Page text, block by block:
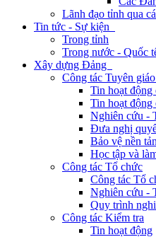
Lãnh đạo tỉnh qua
Tin tức - Sự kiện
Trong tỉnh
Trong nước - Quốc
Xây dựng Đảng
Công tác Tuyên
Tin hoạt động
Tin hoạt động
Nghiên cứu -
Đưa nghị
Bảo vệ nền
Học tập và
Công tác Tổ chức
Công tác Tổ
Nghiên cứu -
Quy trình
Công tác Kiểm tra
Tin hoạt động